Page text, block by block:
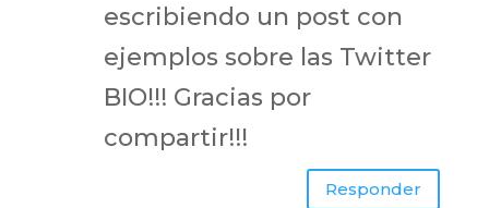
escribiendo un post con
ejemplos sobre las Twitter
BIO!!! Gracias por
compartir!!!
Responder